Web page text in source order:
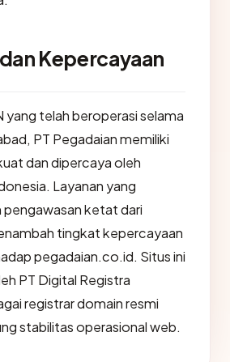
Kepercayaan
yang telah beroperasi selama
PT Pegadaian memiliki
dan dipercaya oleh
Layanan yang
pengawasan ketat dari
tingkat kepercayaan
pegadaian.co.id. Situs ini
PT Digital Registra
registrar domain resmi
stabilitas operasional web.